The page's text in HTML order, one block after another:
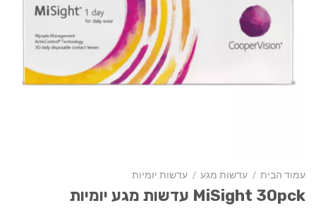
עמוד הבית / עדשות מגע / עדשות יומיות
MiSight 30pck עדשות מגע יומיות